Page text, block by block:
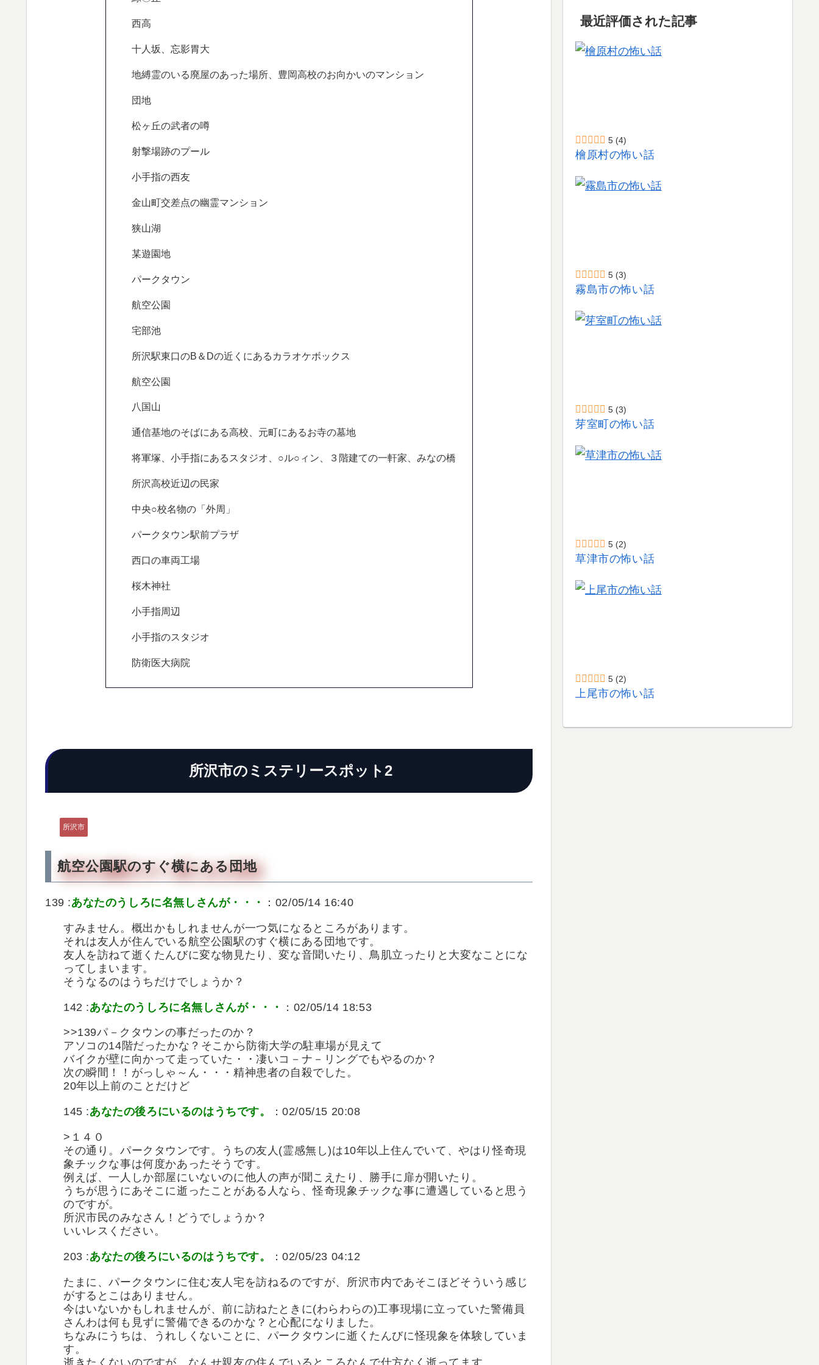
西高
十人坂、忘影胃大
地縛霊のいる廃屋のあった場所、豊岡高校のお向かいのマンション
団地
松ヶ丘の武者の噂
射撃場跡のプール
小手指の西友
金山町交差点の幽霊マンション
狭山湖
某遊園地
パークタウン
航空公園
宅部池
所沢駅東口のB＆Dの近くにあるカラオケボックス
航空公園
八国山
通信基地のそばにある高校、元町にあるお寺の墓地
将軍塚、小手指にあるスタジオ、○ル○ィン、３階建ての一軒家、みなの橋
所沢高校近辺の民家
中央○校名物の「外周」
パークタウン駅前プラザ
西口の車両工場
桜木神社
小手指周辺
小手指のスタジオ
防衛医大病院
所沢市のミステリースポット2
所沢市
航空公園駅のすぐ横にある団地
139 :あなたのうしろに名無しさんが・・・ ：02/05/14 16:40
すみません。概出かもしれませんが一つ気になるところがあります。
それは友人が住んでいる航空公園駅のすぐ横にある団地です。
友人を訪ねて逝くたんびに変な物見たり、変な音聞いたり、鳥肌立ったりと大変なことにな
ってしまいます。
そうなるのはうちだけでしょうか？
142 :あなたのうしろに名無しさんが・・・ ：02/05/14 18:53
>>139パ－クタウンの事だったのか？
アソコの14階だったかな？そこから防衛大学の駐車場が見えて
バイクが壁に向かって走っていた・・凄いコ－ナ－リングでもやるのか？
次の瞬間！！がっしゃ～ん・・・精神患者の自殺でした。
20年以上前のことだけど
145 :あなたの後ろにいるのはうちです。 ：02/05/15 20:08
>１４０
その通り。パークタウンです。うちの友人(霊感無し)は10年以上住んでいて、やはり怪奇現
象チックな事は何度かあったそうです。
例えば、一人しか部屋にいないのに他人の声が聞こえたり、勝手に扉が開いたり。
うちが思うにあそこに逝ったことがある人なら、怪奇現象チックな事に遭遇していると思う
のですが。
所沢市民のみなさん！どうでしょうか？
いいレスください。
203 :あなたの後ろにいるのはうちです。 ：02/05/23 04:12
たまに、パークタウンに住む友人宅を訪ねるのですが、所沢市内であそこほどそういう感じ
がするとこはありません。
今はいないかもしれませんが、前に訪ねたときに(わらわらの)工事現場に立っていた警備員
さんわは何も見ずに警備できるのかな？と心配になりました。
ちなみにうちは、うれしくないことに、パークタウンに逝くたんびに怪現象を体験していま
す。
逝きたくないのですが、なんせ親友の住んでいるところなんで仕方なく逝ってます。
最近評価された記事
5 (4)
檜原村の怖い話
5 (3)
霧島市の怖い話
5 (3)
芽室町の怖い話
5 (2)
草津市の怖い話
5 (2)
上尾市の怖い話